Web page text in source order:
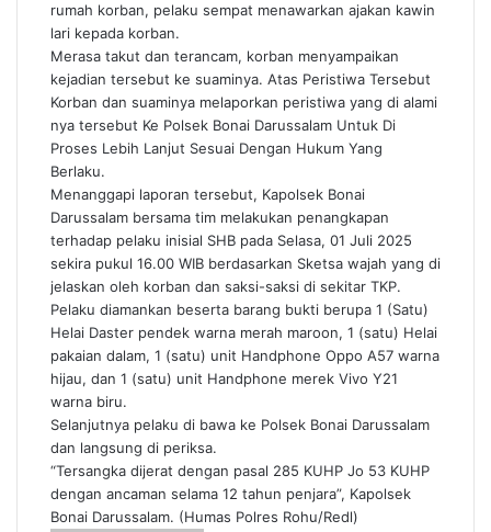
rumah korban, pelaku sempat menawarkan ajakan kawin
lari kepada korban.
Merasa takut dan terancam, korban menyampaikan
kejadian tersebut ke suaminya. Atas Peristiwa Tersebut
Korban dan suaminya melaporkan peristiwa yang di alami
nya tersebut Ke Polsek Bonai Darussalam Untuk Di
Proses Lebih Lanjut Sesuai Dengan Hukum Yang
Berlaku.
Menanggapi laporan tersebut, Kapolsek Bonai
Darussalam bersama tim melakukan penangkapan
terhadap pelaku inisial SHB pada Selasa, 01 Juli 2025
sekira pukul 16.00 WIB berdasarkan Sketsa wajah yang di
jelaskan oleh korban dan saksi-saksi di sekitar TKP.
Pelaku diamankan beserta barang bukti berupa 1 (Satu)
Helai Daster pendek warna merah maroon, 1 (satu) Helai
pakaian dalam, 1 (satu) unit Handphone Oppo A57 warna
hijau, dan 1 (satu) unit Handphone merek Vivo Y21
warna biru.
Selanjutnya pelaku di bawa ke Polsek Bonai Darussalam
dan langsung di periksa.
“Tersangka dijerat dengan pasal 285 KUHP Jo 53 KUHP
dengan ancaman selama 12 tahun penjara”, Kapolsek
Bonai Darussalam. (Humas Polres Rohu/Redl)